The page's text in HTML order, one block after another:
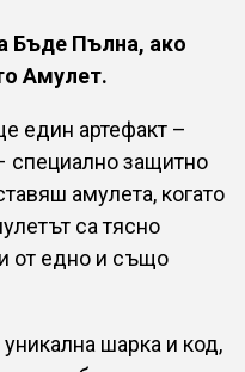
Бъде Пълна, ако
Амулет.
един артефакт –
специално защитно
амулета, когато
са тясно
от едно и също
уникална шарка и код,